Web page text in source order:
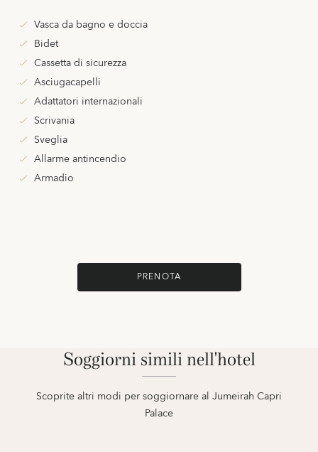
Vasca da bagno e doccia
Bidet
Cassetta di sicurezza
Asciugacapelli
Adattatori internazionali
Scrivania
Sveglia
Allarme antincendio
Armadio
PRENOTA
Soggiorni simili nell'hotel
Scoprite altri modi per soggiornare al Jumeirah Capri
Palace